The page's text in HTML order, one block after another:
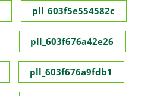
pll_603f5e554582c
pll_603f676a42e26
pll_603f676a9fdb1